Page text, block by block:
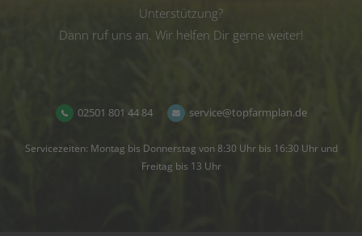
Unterstützung?
Dann ruf uns an. Wir helfen Dir gerne weiter!
02501 801 44 84 service@topfarmplan.de
Servicezeiten: Montag bis Donnerstag von 8:30 Uhr bis 16:30 Uhr und
Freitag bis 13 Uhr